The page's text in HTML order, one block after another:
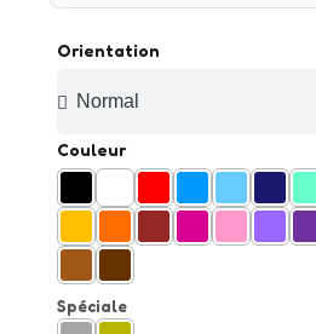
Orientation
Couleur
Spéciale